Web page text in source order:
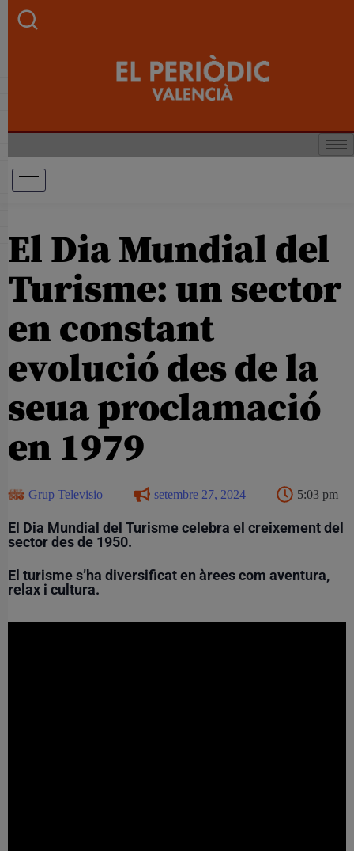
El Dia Mundial del
Turisme: un sector
en constant
evolució des de la
seua proclamació
en 1979
Grup Televisio setembre 27, 2024 5:03 pm
El Dia Mundial del Turisme celebra el creixement del
sector des de 1950.
El turisme s’ha diversificat en àrees com aventura,
relax i cultura.